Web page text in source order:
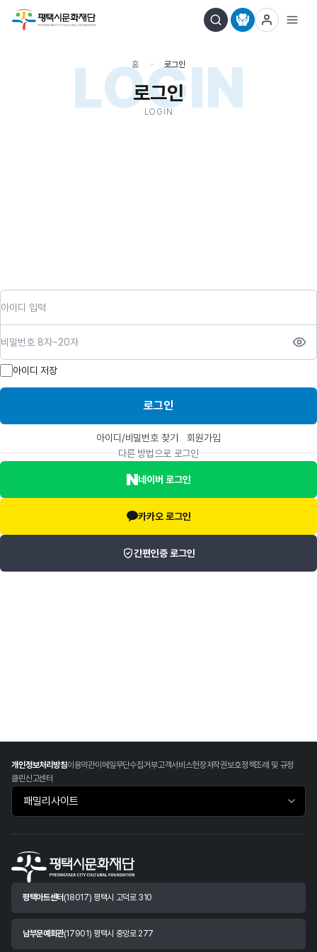
LOGIN
홈 로그인
로그인
LOGIN
아이디 저장
로그인
아이디/비밀번호 찾기
회원가입
다른 방법으로 로그인
네이버 로그인
카카오 로그인
간편인증 로그인
개인정보처리방침이용약관이메일무단수집거부고객서비스헌장저작권보호정책조례 및 규정
클린신고센터
패밀리사이트 바로가기
평택아트센터 (18017) 평택시 고덕로 310
남부문예회관(17901) 평택시 중앙로 277